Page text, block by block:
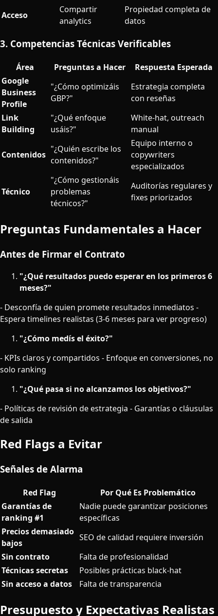
Acceso
Compartir
analytics
Propiedad completa de
datos
3. Competencias Técnicas Verificables
Área Preguntas a Hacer
Respuesta Esperada
Google
Business
Profile
"¿Cómo optimizáis
GBP?"
Estrategia completa
con reseñas
Link
Building
"¿Qué enfoque
usáis?"
White-hat, outreach
manual
Contenidos
"¿Quién escribe los
contenidos?"
Equipo interno o
copywriters
especializados
Técnico
"¿Cómo gestionáis
problemas
técnicos?"
Auditorías regulares y
fixes priorizados
Preguntas Fundamentales a Hacer
Antes de Firmar el Contrato
"¿Qué resultados puedo esperar en los primeros 6
meses?"
- Desconfía de quien promete resultados inmediatos -
Espera timelines realistas (3-6 meses para ver progreso)
"¿Cómo medís el éxito?"
- KPIs claros y compartidos - Enfoque en conversiones, no
solo ranking
"¿Qué pasa si no alcanzamos los objetivos?"
- Políticas de revisión de estrategia - Garantías o cláusulas
de salida
Red Flags a Evitar
Señales de Alarma
Red Flag
Por Qué Es Problemático
Garantías de
ranking #1
Nadie puede garantizar posiciones
específicas
Precios demasiado
bajos
SEO de calidad requiere inversión
Sin contrato
Falta de profesionalidad
Técnicas secretas
Posibles prácticas black-hat
Sin acceso a datos
Falta de transparencia
Presupuesto y Expectativas Realistas